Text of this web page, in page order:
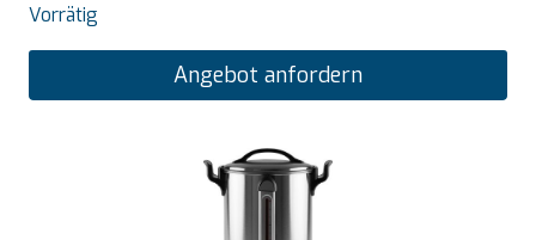
Vorrätig
Angebot anfordern